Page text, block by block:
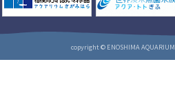
copyright © ENOSHIMA